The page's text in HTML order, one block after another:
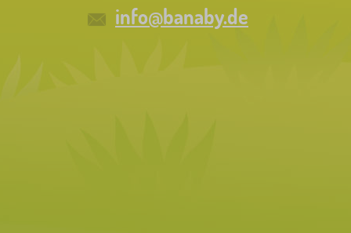
info@banaby.de